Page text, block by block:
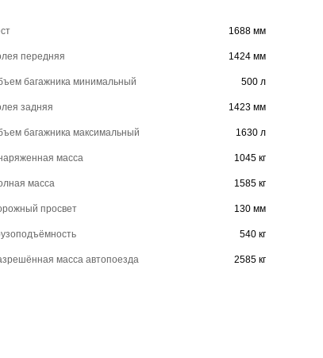
1688 мм
передняя 1424 мм
багажника минимальный 500 л
задняя 1423 мм
багажника максимальный 1630 л
масса 1045 кг
масса 1585 кг
просвет 130 мм
540 кг
масса автопоезда 2585 кг